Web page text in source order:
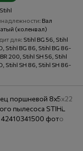
Stihl
Вал
(коленвал)
для Stihl BG 56, Stihl
Stihl BG 86, Stihl BG 86-
200, Stihl SH 56, Stihl
Stihl SH 86, Stihl SH 86-